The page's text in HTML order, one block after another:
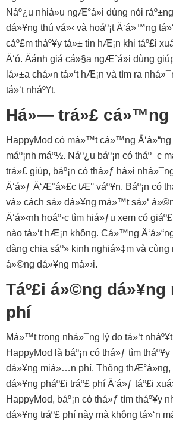
Náº¿u nhiá»u ngÆ°á»i dùng nói
dá»¥ng thú vá»‹ và hoáº¡t Ä‘á»™ng
cáº£m tháº¥y tá»± tin hÆ¡n khi táº£i
Ä‘ó. Äánh giá cá»§a ngÆ°á»i dùng
lá»±a chá»n tá»‘t hÆ¡n và tìm ra
tá»‘t nháº¥t.
Há»— trá»£ cá»™ng
HappyMod có má»™t cá»™ng Ä‘á»“ng
máº¡nh máº½. Náº¿u báº¡n có tháº¯c
trá»£ giúp, báº¡n có thá»ƒ há»i
Ä‘á»ƒ Ä‘Æ°á»£c tÆ° váº¥n. Báº¡n có
vá» cách sá»­ dá»¥ng má»™t sá»‘
Ä‘á»‹nh hoáº·c tìm hiá»ƒu xem có
nào tá»‘t hÆ¡n không. Cá»™ng
dàng chia sáº» kinh nghiá»‡m và
á»©ng dá»¥ng má»›i.
Táº£i á»©ng
phí
Má»™t trong nhá»¯ng lý do tá»‘t
HappyMod là báº¡n có thá»ƒ tìm tháº¥y
dá»¥ng miá»…n phí. Thông
dá»¥ng pháº£i tráº£ phí Ä‘á»ƒ táº£i
HappyMod, báº¡n có thá»ƒ tìm tháº¥y
dá»¥ng tráº£ phí này mà không tá»‘n